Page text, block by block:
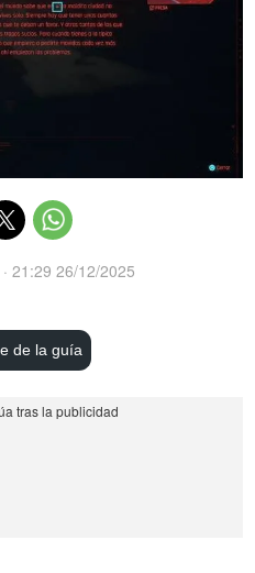
· 21:29 26/12/2025
de la guía